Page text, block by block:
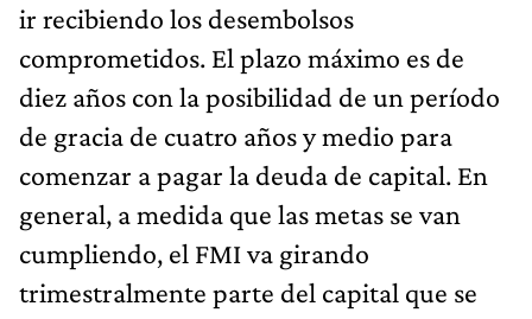
ir recibiendo los desembolsos
comprometidos. El plazo máximo es de
diez años con la posibilidad de un período
de gracia de cuatro años y medio para
comenzar a pagar la deuda de capital. En
general, a medida que las metas se van
cumpliendo, el FMI va girando
trimestralmente parte del capital que se